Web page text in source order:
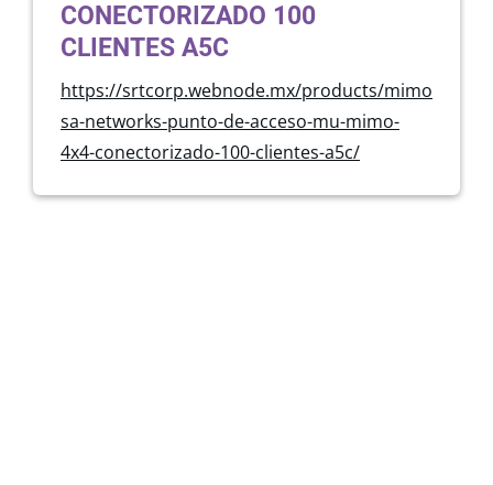
CONECTORIZADO 100
CLIENTES A5C
https://srtcorp.webnode.mx/products/mimo
sa-networks-punto-de-acceso-mu-mimo-
4x4-conectorizado-100-clientes-a5c/